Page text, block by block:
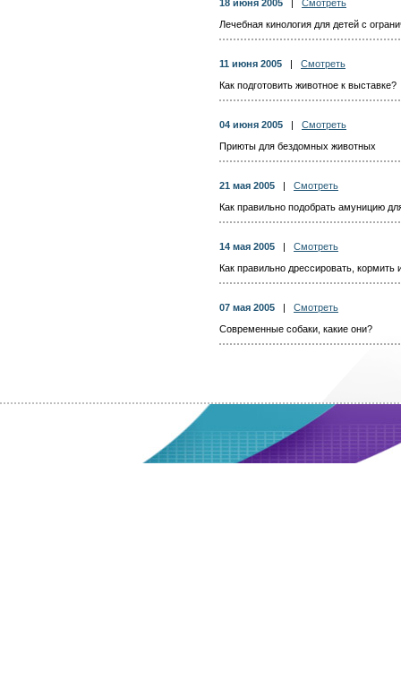
18 июня 2005
Смотреть
Лечебная кинология для детей с
11 июня 2005
Смотреть
Как подготовить животное к выставке?
04 июня 2005
Смотреть
Приюты для бездомных животных
21 мая 2005
Смотреть
Как правильно подобрать амуницию
14 мая 2005
Смотреть
Как правильно дрессировать, кормить
07 мая 2005
Смотреть
Современные собаки, какие они?